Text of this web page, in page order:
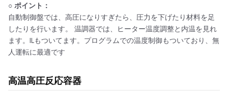
○ ポイント：
自動制御盤では、高圧になりすぎたら、圧力を下げたり材料を足
したりを行います。 温調器では、ヒーター温度調整と内温を見れ
ます。ILもついてます。プログラムでの温度制御もついており、無
人運転に最適です
高温高圧反応容器